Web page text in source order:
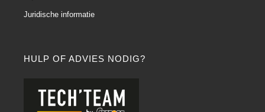
HULP OF ADVIES NODIG?
Juridische informatie